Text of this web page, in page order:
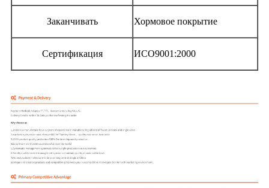
Заканчивать Хормовое покрытие
Сертификация ИСО9001:2000